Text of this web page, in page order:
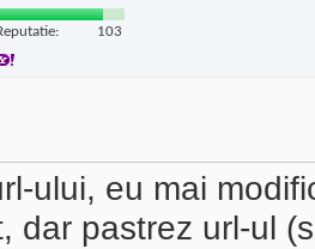
103
ului, eu mai
dar pastrez url-ul